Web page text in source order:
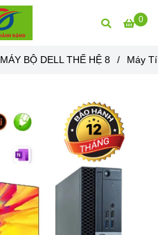
0
MÁY BỘ DELL THẾ HỆ 8 / Máy